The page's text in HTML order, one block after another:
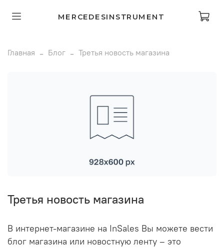
MERCEDESINSTRUMENT
Главная Блог Третья новость магазина
Третья новость магазина
В интернет-магазине на InSales Вы можете вести
блог магазина или новостную ленту – это